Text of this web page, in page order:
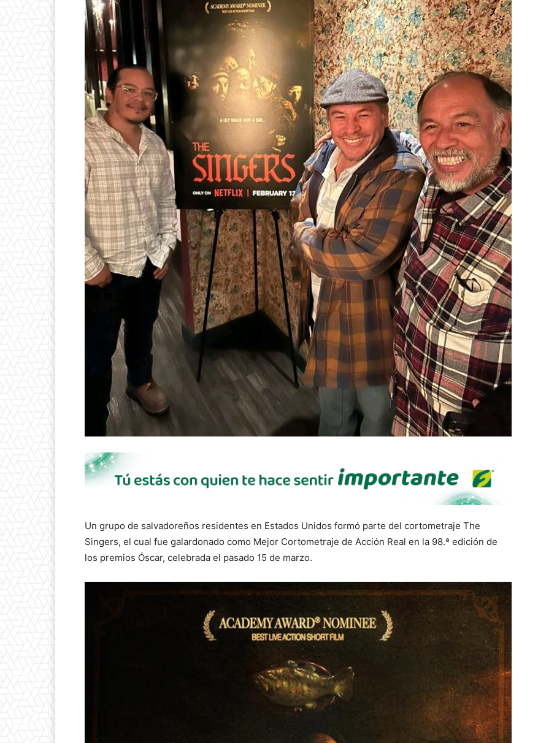
Un grupo de salvadoreños residentes en Estados Unidos formó parte del cortometraje The
Singers, el cual fue galardonado como Mejor Cortometraje de Acción Real en la 98.ª edición de
los premios Óscar, celebrada el pasado 15 de marzo.